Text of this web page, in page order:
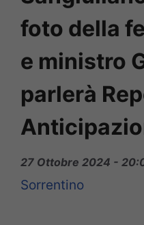
foto della
e ministro
parlerà
27 Ottobre 2024 -
Sorrentino